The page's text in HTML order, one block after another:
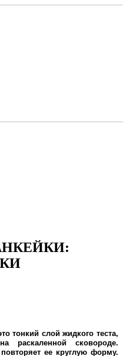
тонкий слой жидкого теста,
раскаленной сковороде.
ее круглую форму.